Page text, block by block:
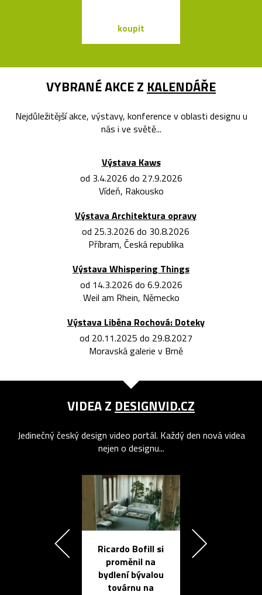
koupit
VYBRANÉ AKCE Z KALENDÁŘE
Nejdůležitější akce, výstavy, konference v oblasti designu u
nás i ve světě...
Výstava Kaws
od 3.4.2026 do 27.9.2026
Vídeň, Rakousko
Výstava Architektura opravy
od 25.3.2026 do 30.8.2026
Příbram, Česká republika
Výstava Whispering Things
od 14.3.2026 do 6.9.2026
Weil am Rhein, Německo
Výstava Liběna Rochová: Doteky
od 20.11.2025 do 29.8.2027
Moravská galerie v Brně
VIDEA Z DESIGNVID.CZ
Jedinečný český design video portál. Každý den nová videa
nejen o designu...
Ricardo Bofill si
proměnil na
bydlení bývalou
továrnu na